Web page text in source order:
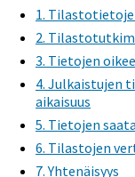
1.
2.
3. Tietojen
4. Julkaistujen
aikaisuus
5. Tietojen
6. Tilastojen
7. Yhtenäisyys